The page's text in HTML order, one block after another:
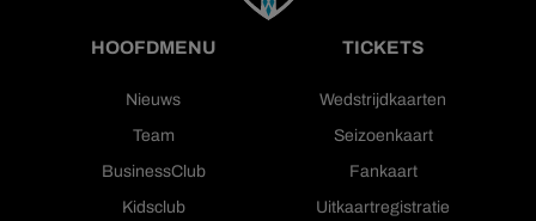
HOOFDMENU
Nieuws
Team
BusinessClub
Kidsclub
TICKETS
Wedstrijdkaarten
Seizoenkaart
Fankaart
Uitkaartregistratie